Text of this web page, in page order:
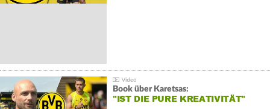
Book über Karetsas:
"IST DIE PURE KREATIVITÄT"